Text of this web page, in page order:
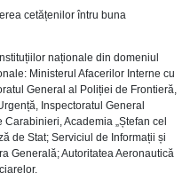
cetățenilor întru buna
naționale din domeniul
Ministerul Afacerilor Interne cu
General al Poliției de Frontieră,
Inspectoratul General
Academia „Ștefan cel
de Stat; Serviciul de Informații și
Generală; Autoritatea Aeronautică